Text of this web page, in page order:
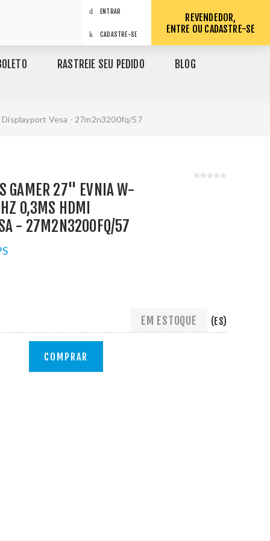
ENTRAR
CADASTRE-SE
REVENDEDOR,
ENTRE OU CADASTRE-SE
RASTREIE SEU PEDIDO BLOG
Vesa - 27m2n3200fq/57
GAMER 27" EVNIA W-
0,3MS HDMI
- 27M2N3200FQ/57
EM ESTOQUE (ES)
COMPRAR